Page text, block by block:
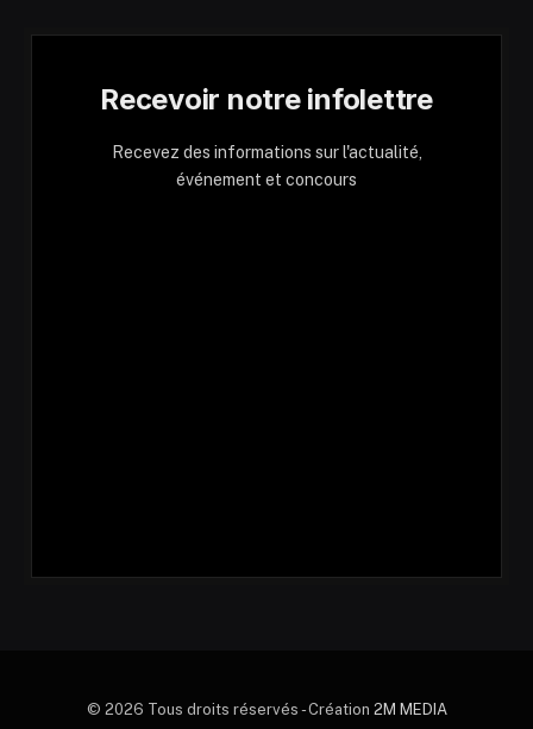
Recevoir notre infolettre
Recevez des informations sur l'actualité,
événement et concours
© 2026 Tous droits réservés - Création 2M MEDIA